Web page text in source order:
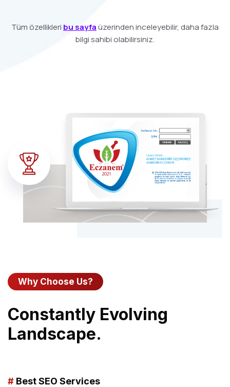
Tüm özellikleri bu sayfaüzerinden inceleyebilir, daha fazla
bilgi sahibi olabilirsiniz.
Why Choose Us?
Constantly Evolving
Landscape.
# Best SEO Services